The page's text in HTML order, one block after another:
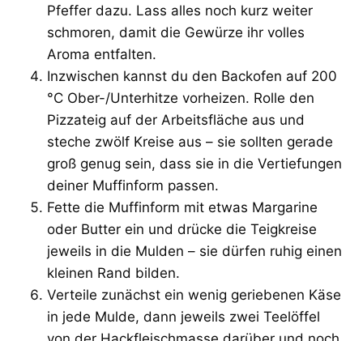
Pfeffer dazu. Lass alles noch kurz weiter
schmoren, damit die Gewürze ihr volles
Aroma entfalten.
Inzwischen kannst du den Backofen auf 200
°C Ober-/Unterhitze vorheizen. Rolle den
Pizzateig auf der Arbeitsfläche aus und
steche zwölf Kreise aus – sie sollten gerade
groß genug sein, dass sie in die Vertiefungen
deiner Muffinform passen.
Fette die Muffinform mit etwas Margarine
oder Butter ein und drücke die Teigkreise
jeweils in die Mulden – sie dürfen ruhig einen
kleinen Rand bilden.
Verteile zunächst ein wenig geriebenen Käse
in jede Mulde, dann jeweils zwei Teelöffel